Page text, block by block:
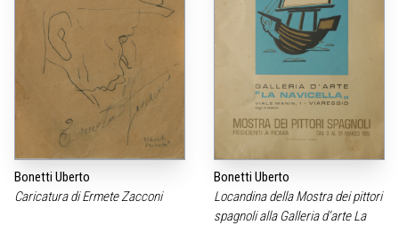
Bonetti Uberto
Caricatura di Ermete Zacconi
Bonetti Uberto
Locandina della Mostra dei pittori
spagnoli alla Galleria d‘arte La